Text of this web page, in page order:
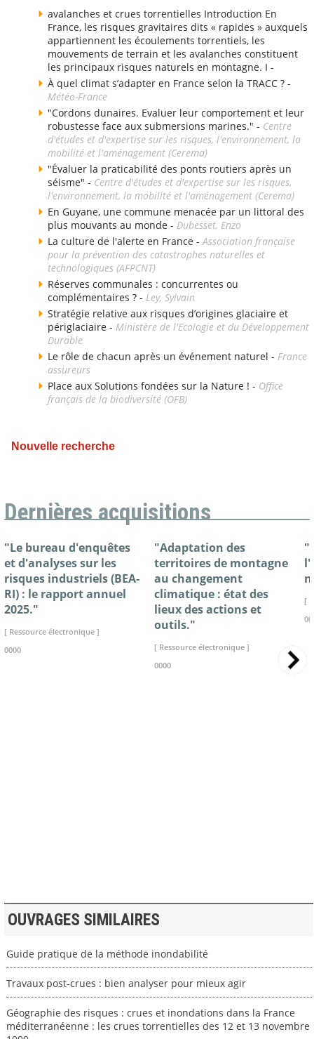
avalanches et crues torrentielles Introduction En
France, les risques gravitaires dits « rapides » auxquels
appartiennent les écoulements torrentiels, les
mouvements de terrain et les avalanches constituent
les principaux risques naturels en montagne. I -
À quel climat s’adapter en France selon la TRACC ? -
Météo-France
"Cordons dunaires. Evaluer leur comportement et leur
robustesse face aux submersions marines." - Centre
d'études et d'expertise sur les risques, l'environnement, la
mobilité et l'aménagement (Cerema)
"Évaluer la praticabilité des ponts routiers après un
séisme" - Centre d'études et d'expertise sur les risques,
l'environnement, la mobilité et l'aménagement (Cerema)
En Guyane, une commune menacée par un littoral des
plus mouvants au monde - Dubesset, Enzo
La culture de l'alerte en France -Association française
pour la prévention des catastrophes naturelles et
technologiques (AFPCNT)
Réserves communales : concurrentes ou
complémentaires ? - Ley, Sylvain
Stratégie relative aux risques d’origines glaciaire et
périglaciaire - Ministère de l'Ecologie et du Développement
Durable
Le rôle de chacun après un événement naturel - France
assureurs
Place aux Solutions fondées sur la Nature ! - Office
français de la biodiversité (OFB)
Nouvelle recherche
Dernières acquisitions
"Le bureau d'enquêtes
et d'analyses sur les
risques industriels (BEA-
RI) : le rapport annuel
2025."
[ Ressource électronique ]
0000
"Adaptation des
territoires de montagne
au changement
climatique : état des
lieux des actions et
outils."
[ Ressource électronique ]
0000
[
OUVRAGES SIMILAIRES
Guide pratique de la méthode inondabilité
Travaux post-crues : bien analyser pour mieux agir
Géographie des risques : crues et inondations dans la France
méditerranéenne : les crues torrentielles des 12 et 13 novembre